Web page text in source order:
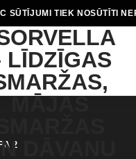
SŪTĪJUMI TIEK NOSŪTĪTI
2